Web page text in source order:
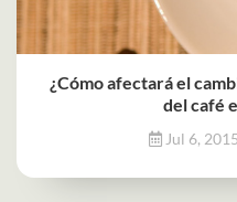
¿Cómo afectará el
del café
Jul 6, 2015